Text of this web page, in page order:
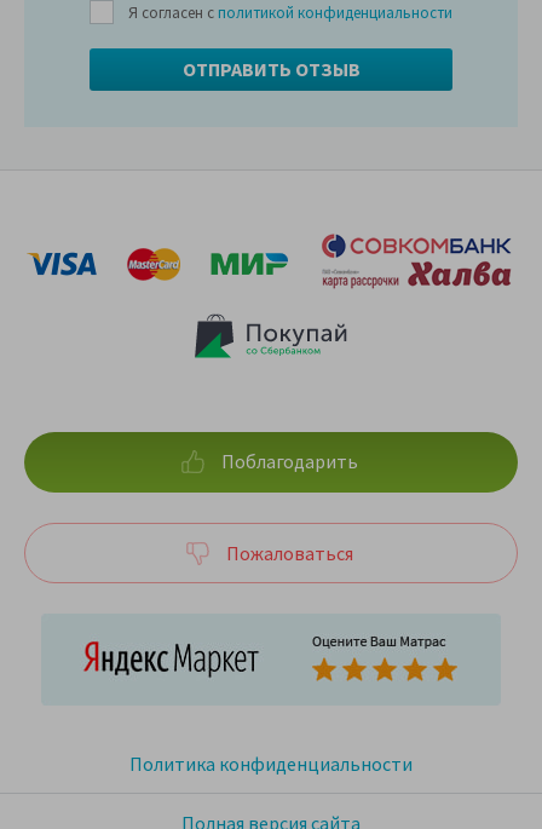
Я согласен с политикой конфиденциальности
Политика конфиденциальности
Полная версия сайта
Поблагодарить
Пожаловаться